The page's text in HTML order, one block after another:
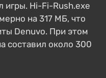
игры. Hi-Fi-Rush.exe
на 317 МБ, что
Denuvo. При этом
составил около 300